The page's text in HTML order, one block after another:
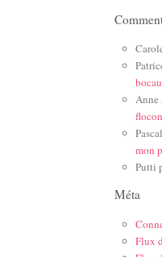
Anne
mon
Putti
Méta
Flux